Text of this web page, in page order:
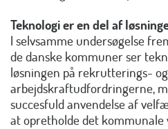
Teknologi er en del af
I selvsamme undersøgelse
de danske kommuner ser
løsningen på rekrutterings- og
arbejdskraftudfordringerne,
succesfuld anvendelse af
at opretholde det